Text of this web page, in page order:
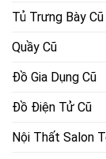
Tủ Trưng Bày Cũ
Quầy Cũ
Đồ Gia Dụng Cũ
Đồ Điện Tử Cũ
Nội Thất Salon